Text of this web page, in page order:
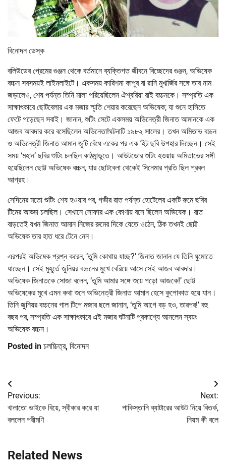
বিনোদন ডেস্ক
বলিউডের প্রেমের গুঞ্জন থেকে বর্তমানে ব্যক্তিগত জীবনে বিচ্ছেদের গুঞ্জন, অভিষেক
বচ্চন সবসময়ই লাইমলাইটে। একসময় কারিশমা কাপুর বা রানি মুখার্জির সঙ্গে তার নাম
জড়ালেও, শেষ পর্যন্ত তিনি মালা পরিয়েছিলেন ঐশ্বরিয়া রাই বচ্চনকে। সম্প্রতি এক
সাক্ষাৎকারে ছোটবেলার এক মজার স্মৃতি শেয়ার করেছেন অভিষেক; যা শুনে হাসিতে
ফেটে পড়েছেন সবাই। জানান, শুটিং সেটে একসময় অভিনেত্রী জিনাত আমানকে এক
আজব আবদার করে বসেছিলেন অভিনেতা!ঘটনাটি ১৯৮২ সালের। তখন অমিতাভ বচ্চন
ও অভিনেত্রী জিনাত আমান জুটি বেঁধে একের পর এক হিট ছবি উপহার দিচ্ছেন। সেই
সময় ‘মহান’ ছবির শুটিং চলছিল কাঠমান্ডুতে। আউটডোর শুটিং হওয়ায় অমিতাভের সঙ্গী
হয়েছিলেন ছোট্ট অভিষেক বচ্চন, যার ছোটবেলা থেকেই সিনেমার প্রতি ছিল প্রবল
আগ্রহ।
সেদিনের মতো শুটিং শেষ হওয়ার পর, গভীর রাত পর্যন্ত হোটেলের একটি রুমে ছবির
টিমের আড্ডা চলছিল। সেখানে সোফার এক কোণায় বসে ছিলেন অভিষেক। রাত
বাড়তেই যখন জিনাত আমান নিজের রুমের দিকে যেতে ওঠেন, ঠিক তখনই ছোট্ট
অভিষেক তার হাত ধরে টেনে নেন।
এরপরই অভিষেক প্রশ্ন করেন, ‘তুমি কোথায় যাচ্ছ?’ জিনাত জানান যে তিনি ঘুমোতে
যাচ্ছেন। সেই মুহূর্তে জুনিয়র বচ্চনের মুখে বেরিয়ে আসে সেই আজব আবদার।
অভিষেক জিনাতকে সোজা বলেন, ‘তুমি আমার সঙ্গে শুয়ে পড়ো আজকে!’ ছোট্ট
অভিষেকের মুখে এমন কথা শুনে অভিনেত্রী জিনাত আমান হেসে কুপোকাত হয়ে যান।
তিনি জুনিয়র বচ্চনের গাল টিপে মজার ছলে জানান, ‘তুমি আগে বড় হও, তারপর!’ বহু
বছর পর, সম্প্রতি এক সাক্ষাৎকারে এই মজার ঘটনাটি প্রকাশ্যে আনলেন স্বয়ং
অভিষেক বচ্চন।
Posted in চলচ্চিত্র, বিনোদন
Post
navigation
Previous:
খালাতো ভাইকে বিয়ে, স্বীকার করে যা
বললেন পরীমণি
Next:
পাকিস্তানি ব্যাটারের আউট নিয়ে বিতর্ক,
নিয়ম কী বলে
Related News